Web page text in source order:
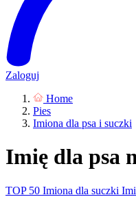
Zaloguj
Home
Pies
Imiona dla psa i suczki
Imię dla psa
TOP 50 Imiona dla suczki